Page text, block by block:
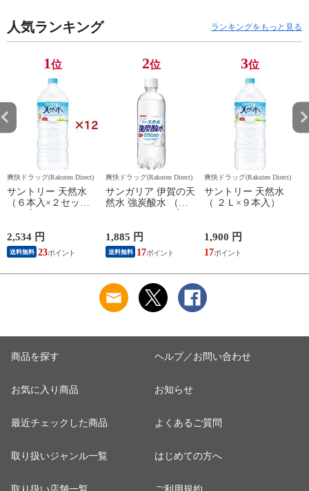
人気ランキング ランキングをもっと見る
1位
爽快ドラッグ(Rakuten Direct)
サントリー 天然水
（６本入×２セット
2,534 円
送料無料 23
2位
爽快ドラッグ(Rakuten Direct)
サンガリア 伊賀の天
然水 強炭酸水 （５
1,885 円
送料無料 17
3位
爽快ドラッグ(Rakuten Direct)
サントリー 天然水
（ ２Ｌ×９本入）
1,900 円
17
商品を探す
お気に入り商品
最近チェックした商品
取り扱いジャンル一覧
ヘルプ／お問い合わせ
お知らせ
よくあるご質問
はじめての方へ